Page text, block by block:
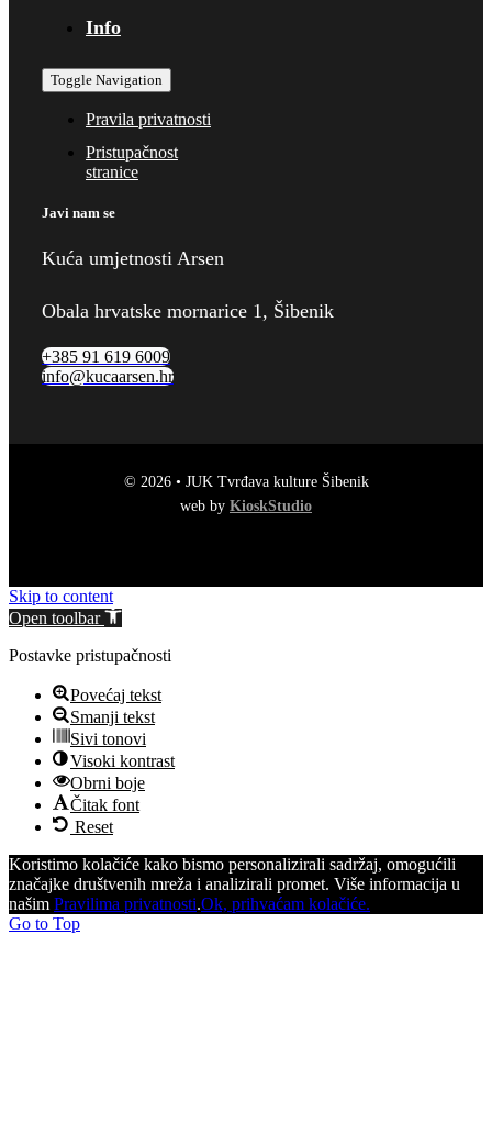
Info
Toggle Navigation
Pravila privatnosti
Pristupačnost
stranice
Javi nam se
Kuća umjetnosti Arsen
Obala hrvatske mornarice 1, Šibenik
+385 91 619 6009
info@kucaarsen.hr
© 2026 • JUK Tvrđava kulture Šibenik
web by KioskStudio
Skip to content
Open toolbar
Postavke pristupačnosti
Povećaj tekst
Smanji tekst
Sivi tonovi
Visoki kontrast
Obrni boje
Čitak font
Reset
Koristimo kolačiće kako bismo personalizirali sadržaj, omogućili
značajke društvenih mreža i analizirali promet. Više informacija u
našim Pravilima privatnosti.Ok, prihvaćam kolačiće.
Go to Top